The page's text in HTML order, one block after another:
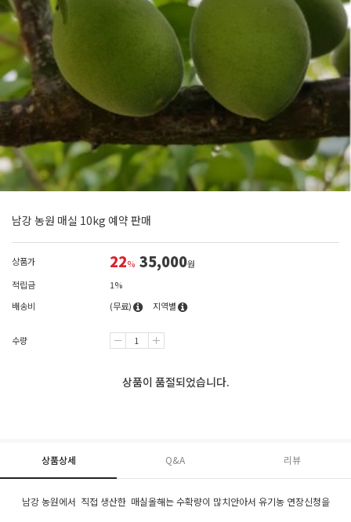
남강 농원 매실 10kg 예약 판매
상품가 22% 35,000원
적립금
1%
배송비
(무료) 지역별
수량
상품이 품절되었습니다.
상품상세 Q&A 리뷰
남강 농원에서 직접 생산한 매실올해는 수확량이 많치안아서 유기농 연장신청을